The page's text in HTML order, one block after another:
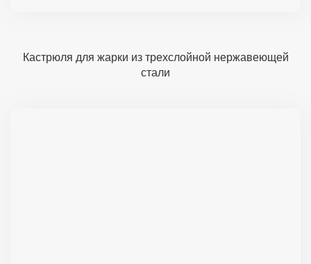
Кастрюля для жарки из трехслойной нержавеющей
стали